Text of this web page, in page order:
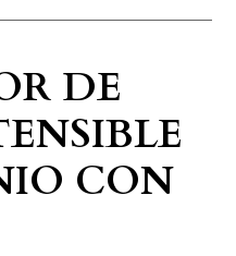
DE
CON